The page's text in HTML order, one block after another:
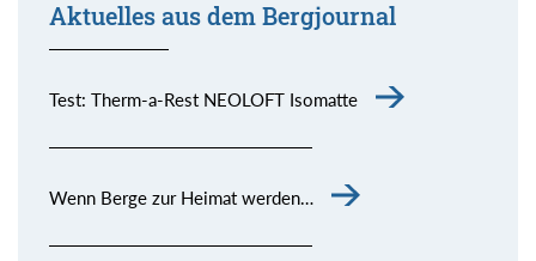
Aktuelles aus dem Bergjournal
Test: Therm-a-Rest NEOLOFT Isomatte
Wenn Berge zur Heimat werden…